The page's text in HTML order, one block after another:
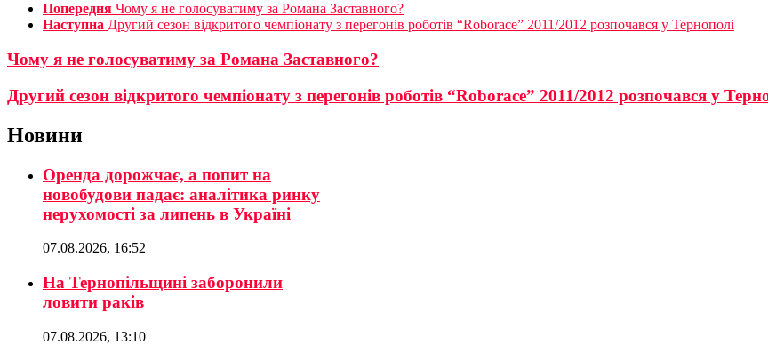
Попередня Чому я не голосуватиму за Романа Заставного?
Наступна Другий сезон відкритого чемпіонату з перегонів роботів “Roborace” 2011/2012 розпочався у Тернополі
Чому я не голосуватиму за Романа Заставного?
Другий сезон відкритого чемпіонату з перегонів роботів “Roborace” 2011/2012 розпочався у
Новини
Оренда дорожчає, а попит на
новобудови падає: аналітика ринку
нерухомості за липень в Україні
07.08.2026, 16:52
На Тернопільщині заборонили
ловити раків
07.08.2026, 13:10